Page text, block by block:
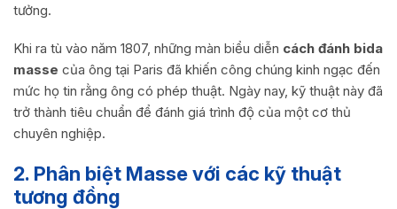
tưởng.
Khi ra tù vào năm 1807, những màn biểu diễn cách đánh bida
masse của ông tại Paris đã khiến công chúng kinh ngạc đến
mức họ tin rằng ông có phép thuật. Ngày nay, kỹ thuật này đã
trở thành tiêu chuẩn để đánh giá trình độ của một cơ thủ
chuyên nghiệp.
2. Phân biệt Masse với các kỹ thuật
tương đồng